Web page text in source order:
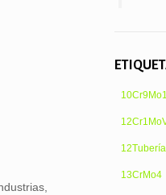
13CrMo4